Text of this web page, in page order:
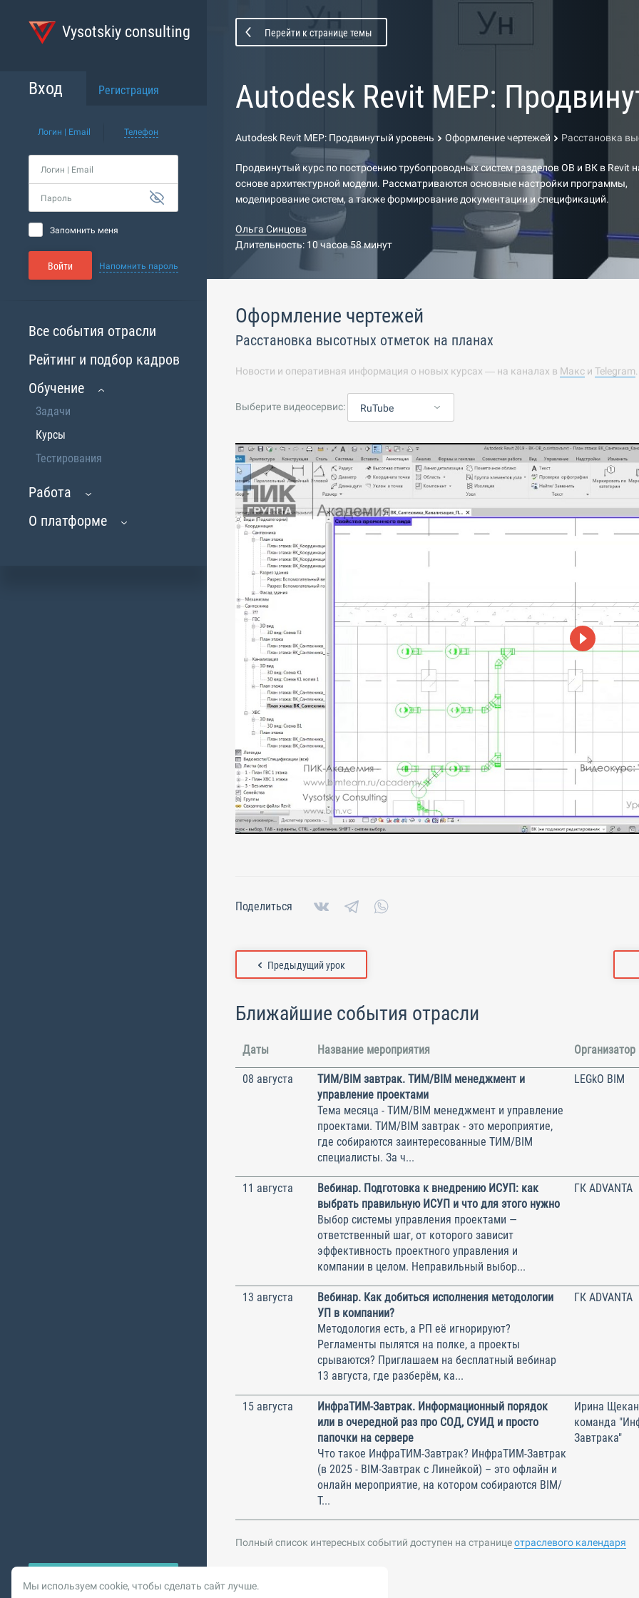
Vysotskiy consulting
Вход Регистрация
Логин | Email Телефон
Логин | Email
Пароль
Запомнить меня
Войти Напомнить пароль
Все события отрасли
Рейтинг и подбор кадров
Обучение
Задачи
Курсы
Тестирования
Работа
О платформе
Перейти к странице темы
Autodesk Revit MEP:
Autodesk Revit MEP: Продвинутый уровень Оформление чертежей Расстановка
Продвинутый курс по построению трубопроводных систем разделов ОВ и ВК в Revit
основе архитектурной модели. Рассматриваются основные настройки программы,
моделирование систем, а также формирование документации и спецификаций.
Ольга Синцова
Длительность: 10 часов 58 минут
Оформление чертежей
Расстановка высотных отметок на планах
Новости и оперативная информация о новых курсах — на каналах в Макс и Telegram
Выберите видеосервис: RuTube
Поделиться
Предыдущий урок
Ближайшие события отрасли
Даты Название мероприятия Организатор
08 августа
ТИМ/BIM завтрак. ТИМ/BIM менеджмент и
управление проектами
Тема месяца - ТИМ/BIM менеджмент и управление
проектами. ТИМ/BIM завтрак - это мероприятие,
где собираются заинтересованные ТИМ/BIM
специалисты. За ч...
LEGkO BIM
11 августа
Вебинар. Подготовка к внедрению ИСУП: как
выбрать правильную ИСУП и что для этого нужно
Выбор системы управления проектами —
ответственный шаг, от которого зависит
эффективность проектного управления и
компании в целом. Неправильный выбор...
ГК ADVANTA
13 августа
Вебинар. Как добиться исполнения методологии
УП в компании?
Методология есть, а РП её игнорируют?
Регламенты пылятся на полке, а проекты
срываются? Приглашаем на бесплатный вебинар
13 августа, где разберём, ка...
ГК ADVANTA
15 августа
ИнфраТИМ-Завтрак. Информационный порядок
или в очередной раз про СОД, СУИД и просто
папочки на сервере
Что такое ИнфраТИМ-Завтрак? ИнфраТИМ-Завтрак
(в 2025 - BIM-Завтрак с Линейкой) – это офлайн и
онлайн мероприятие, на котором собираются BIM/
Т...
Ирина
команда
Завтрака"
Полный список интересных событий доступен на страницеотраслевого календаря
Мы используем cookie, чтобы сделать сайт лучше.